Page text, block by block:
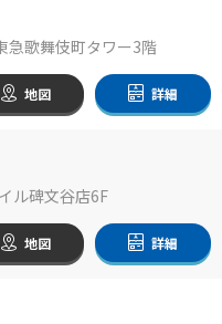
急歌舞伎町タワー3階
地図 詳細
ル碑文谷店6F
地図 詳細